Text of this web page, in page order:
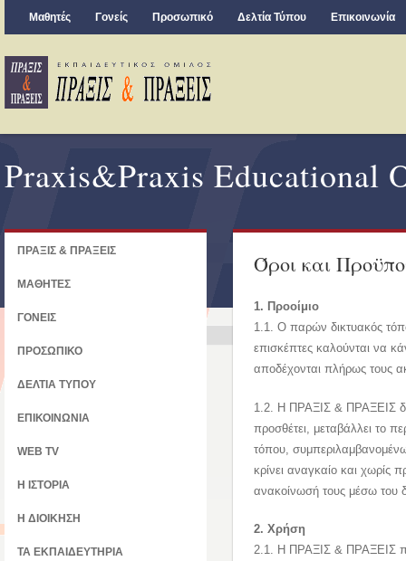
Μαθητές Γονείς Προσωπικό Δελτία Τύπου Επικοινωνία
Praxis&Praxis Educational
ΠΡΑΞΙΣ & ΠΡΑΞΕΙΣ
ΜΑΘΗΤΕΣ
ΓΟΝΕΙΣ
ΠΡΟΣΩΠΙΚΟ
ΔΕΛΤΙΑ ΤΥΠΟΥ
ΕΠΙΚΟΙΝΩΝΙΑ
WEB TV
Η ΙΣΤΟΡΙΑ
Η ΔΙΟΙΚΗΣΗ
ΤΑ ΕΚΠΑΙΔΕΥΤΗΡΙΑ
Όροι και
1. Προοίμιο
1.1. Ο παρών δικτυακός
επισκέπτες καλούνται να
αποδέχονται πλήρως τους
1.2. Η ΠΡΑΞΙΣ & ΠΡΑΞΕΙΣ
προσθέτει, μεταβάλλει το
τόπου,
κρίνει αναγκαίο και χωρίς
ανακοίνωσή τους μέσω του
2. Χρήση
2.1. Η ΠΡΑΞΙΣ & ΠΡΑΞΕΙΣ